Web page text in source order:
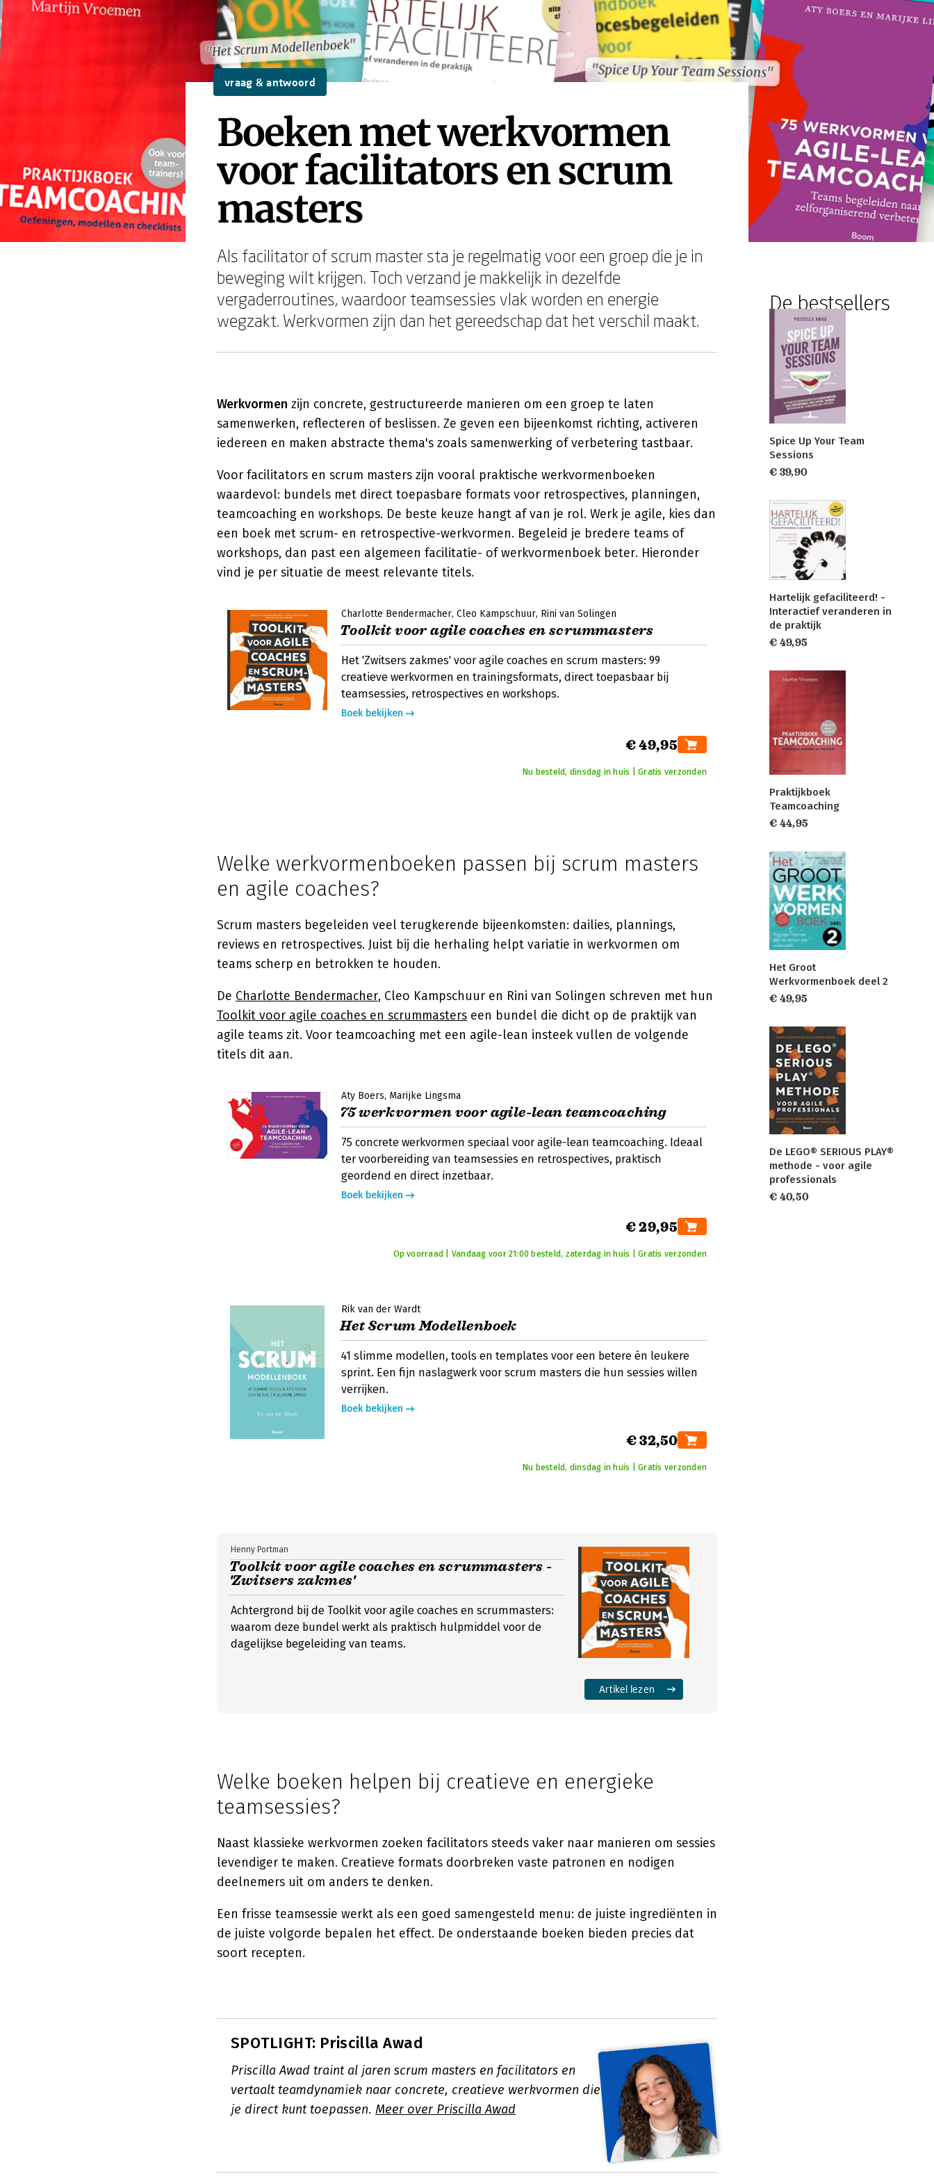
"Het Scrum Modellenboek"
"Spice Up Your Team Sessions"
"Het Scrum Modellenboek"
"Spice Up Your Team Sessions"
vraag & antwoord
Boeken met werkvormen
voor facilitators en scrum
masters
Als facilitator of scrum master sta je regelmatig voor een groep die je in
beweging wilt krijgen. Toch verzand je makkelijk in dezelfde
vergaderroutines, waardoor teamsessies vlak worden en energie
wegzakt. Werkvormen zijn dan het gereedschap dat het verschil maakt.
Werkvormen zijn concrete, gestructureerde manieren om een groep te laten
samenwerken, reflecteren of beslissen. Ze geven een bijeenkomst richting, activeren
iedereen en maken abstracte thema's zoals samenwerking of verbetering tastbaar.
Voor facilitators en scrum masters zijn vooral praktische werkvormenboeken
waardevol: bundels met direct toepasbare formats voor retrospectives, planningen,
teamcoaching en workshops. De beste keuze hangt af van je rol. Werk je agile, kies dan
een boek met scrum- en retrospective-werkvormen. Begeleid je bredere teams of
workshops, dan past een algemeen facilitatie- of werkvormenboek beter. Hieronder
vind je per situatie de meest relevante titels.
Charlotte Bendermacher Cleo Kampschuur Rini van Solingen
Toolkit voor agile coaches en scrummasters
Het 'Zwitsers zakmes' voor agile coaches en scrum masters: 99
creatieve werkvormen en trainingsformats, direct toepasbaar bij
teamsessies, retrospectives en workshops.
Boek bekijken
€ 49,95
Nu besteld, dinsdag in huis | Gratis verzonden
Welke werkvormenboeken passen bij scrum masters
en agile coaches?
Scrum masters begeleiden veel terugkerende bijeenkomsten: dailies, plannings,
reviews en retrospectives. Juist bij die herhaling helpt variatie in werkvormen om
teams scherp en betrokken te houden.
De Charlotte Bendermacher, Cleo Kampschuur en Rini van Solingen schreven met hun
Toolkit voor agile coaches en scrummasters een bundel die dicht op de praktijk van
agile teams zit. Voor teamcoaching met een agile-lean insteek vullen de volgende
titels dit aan.
Aty Boers Marijke Lingsma
75 werkvormen voor agile-lean teamcoaching
75 concrete werkvormen speciaal voor agile-lean teamcoaching. Ideaal
ter voorbereiding van teamsessies en retrospectives, praktisch
geordend en direct inzetbaar.
Boek bekijken
€ 29,95
Op voorraad | Vandaag voor 21:00 besteld, zaterdag in huis | Gratis verzonden
Rik van der Wardt
Het Scrum Modellenboek
41 slimme modellen, tools en templates voor een betere én leukere
sprint. Een fijn naslagwerk voor scrum masters die hun sessies willen
verrijken.
Boek bekijken
€ 32,50
Nu besteld, dinsdag in huis | Gratis verzonden
Toolkit voor agile coaches en scrummasters -
'Zwitsers zakmes'
Henny Portman
Achtergrond bij de Toolkit voor agile coaches en scrummasters:
waarom deze bundel werkt als praktisch hulpmiddel voor de
dagelijkse begeleiding van teams.
Artikel lezen
Welke boeken helpen bij creatieve en energieke
teamsessies?
Naast klassieke werkvormen zoeken facilitators steeds vaker naar manieren om sessies
levendiger te maken. Creatieve formats doorbreken vaste patronen en nodigen
deelnemers uit om anders te denken.
Een frisse teamsessie werkt als een goed samengesteld menu: de juiste ingrediënten in
de juiste volgorde bepalen het effect. De onderstaande boeken bieden precies dat
soort recepten.
SPOTLIGHT: Priscilla Awad
Priscilla Awad traint al jaren scrum masters en facilitators en
vertaalt teamdynamiek naar concrete, creatieve werkvormen die
je direct kunt toepassen. Meer over Priscilla Awad
De bestsellers
Spice Up Your Team
Sessions
€ 39,90
Hartelijk gefaciliteerd! -
Interactief veranderen in
de praktijk
€ 49,95
Praktijkboek
Teamcoaching
€ 44,95
Het Groot
Werkvormenboek deel 2
€ 49,95
De LEGO® SERIOUS PLAY®
methode - voor agile
professionals
€ 40,50